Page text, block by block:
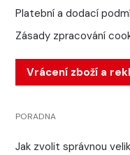
Platební a dodací
Zásady zpracování
Vrácení zboží a
PORADNA
Jak zvolit správnou